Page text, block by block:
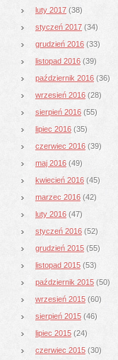
luty 2017 (38)
styczeń 2017 (34)
grudzień 2016 (33)
listopad 2016 (39)
październik 2016 (36)
wrzesień 2016 (28)
sierpień 2016 (55)
lipiec 2016 (35)
czerwiec 2016 (39)
maj 2016 (49)
kwiecień 2016 (45)
marzec 2016 (42)
luty 2016 (47)
styczeń 2016 (52)
grudzień 2015 (55)
listopad 2015 (53)
październik 2015 (50)
wrzesień 2015 (60)
sierpień 2015 (46)
lipiec 2015 (24)
czerwiec 2015 (30)